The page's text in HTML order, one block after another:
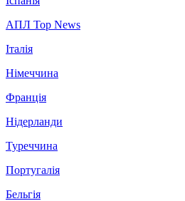
АПЛ Top News
Італія
Німеччина
Франція
Нідерланди
Туреччина
Португалія
Бельгія